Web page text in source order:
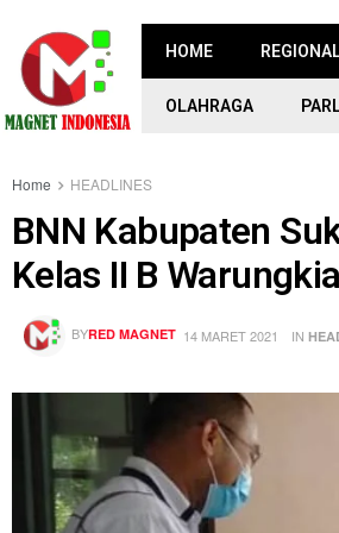
HOME
OLAHRAGA
Home HEADLINES
BNN Kabupaten
Kelas II B
BYRED MAGNET 14 MARET 2021 IN